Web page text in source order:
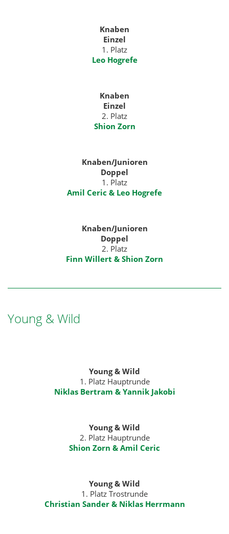
Knaben
Einzel
1. Platz
Leo Hogrefe
Knaben
Einzel
2. Platz
Shion Zorn
Knaben/Junioren
Doppel
1. Platz
Amil Ceric & Leo Hogrefe
Knaben/Junioren
Doppel
2. Platz
Finn Willert &Shion Zorn
Young & Wild
Young & Wild
1. Platz Hauptrunde
Niklas Bertram & Yannik Jakobi
Young & Wild
2. Platz Hauptrunde
Shion Zorn & Amil Ceric
Young & Wild
1. Platz Trostrunde
Christian Sander & Niklas Herrmann